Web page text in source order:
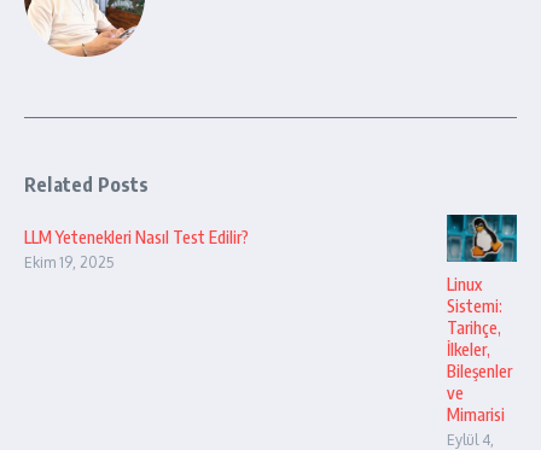
Related Posts
LLM Yetenekleri Nasıl Test Edilir?
Ekim 19, 2025
Linux
Sistemi:
Tarihçe,
İlkeler,
Bileşenler
ve
Mimarisi
Eylül 4,